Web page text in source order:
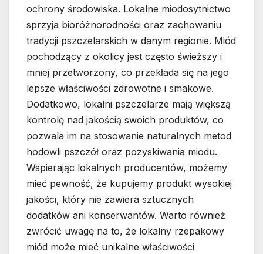
ochrony środowiska. Lokalne miodosytnictwo
sprzyja bioróżnorodności oraz zachowaniu
tradycji pszczelarskich w danym regionie. Miód
pochodzący z okolicy jest często świeższy i
mniej przetworzony, co przekłada się na jego
lepsze właściwości zdrowotne i smakowe.
Dodatkowo, lokalni pszczelarze mają większą
kontrolę nad jakością swoich produktów, co
pozwala im na stosowanie naturalnych metod
hodowli pszczół oraz pozyskiwania miodu.
Wspierając lokalnych producentów, możemy
mieć pewność, że kupujemy produkt wysokiej
jakości, który nie zawiera sztucznych
dodatków ani konserwantów. Warto również
zwrócić uwagę na to, że lokalny rzepakowy
miód może mieć unikalne właściwości